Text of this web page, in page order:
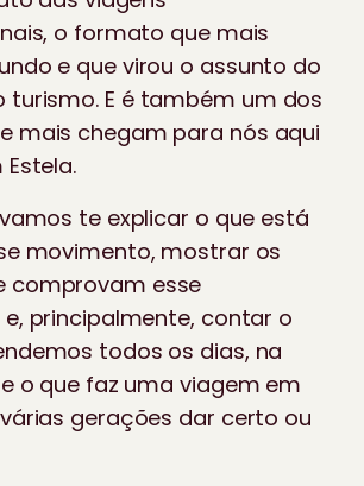
o formato que mais
e que virou o assunto do
turismo. E é também um dos
mais chegam para nós aqui
te explicar o que está
movimento, mostrar os
comprovam esse
principalmente, contar o
todos os dias, na
o que faz uma viagem em
gerações dar certo ou